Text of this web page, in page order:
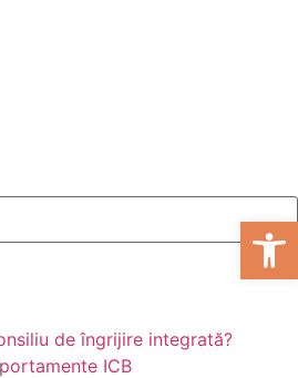
de îngrijire integrată?
ICB